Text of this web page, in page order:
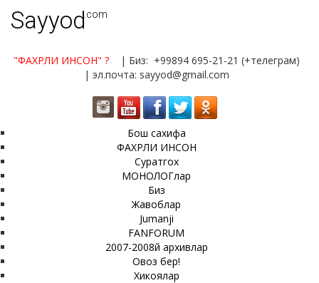
Sayyod.com
"ФАХРЛИ ИНСОН" ?
| Биз: +99894 695-21-21 (+телеграм)
| эл.почта: sayyod@gmail.com
Бош сахифа
ФАХРЛИ ИНСОН
Суратгох
МОНОЛОГлар
Биз
Жавоблар
Jumanji
FANFORUM
2007-2008й архивлар
Овоз бер!
Хикоялар